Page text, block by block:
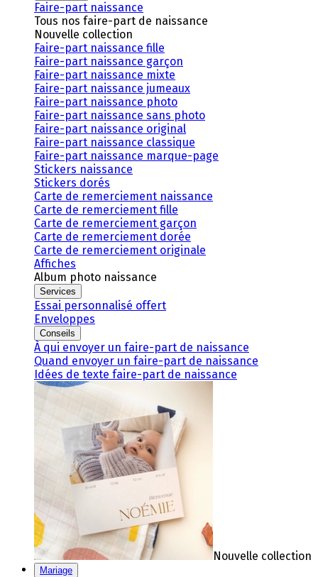
Faire-part naissance
Tous nos faire-part de naissance
Nouvelle collection
Faire-part naissance fille
Faire-part naissance garçon
Faire-part naissance mixte
Faire-part naissance jumeaux
Faire-part naissance photo
Faire-part naissance sans photo
Faire-part naissance original
Faire-part naissance classique
Faire-part naissance marque-page
Stickers naissance
Stickers dorés
Carte de remerciement naissance
Carte de remerciement fille
Carte de remerciement garçon
Carte de remerciement dorée
Carte de remerciement originale
Affiches
Album photo naissance
Services
Essai personnalisé offert
Enveloppes
Conseils
À qui envoyer un faire-part de naissance
Quand envoyer un faire-part de naissance
Idées de texte faire-part de naissance
Nouvelle collection
Mariage